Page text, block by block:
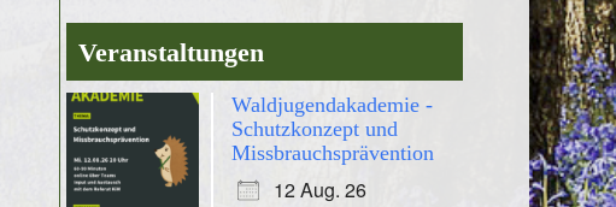
Veranstaltungen
Waldjugendakademie -
Schutzkonzept und
Missbrauchsprävention
12 Aug. 26